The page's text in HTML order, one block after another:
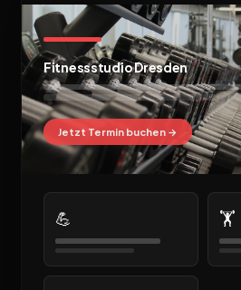
Fitnessstudio Dresden
Jetzt Termin buchen →
💪 🏋️